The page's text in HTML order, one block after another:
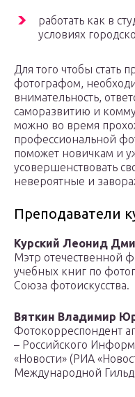
работать как в
условиях
Для того чтобы стать
фотографом,
внимательность,
саморазвитию и
можно во время
профессиональной
поможет новичкам и
усовершенствовать
невероятные и
Преподаватели
Курский Леонид
Мэтр отечественной
учебных книг по
Союза фотоискусства.
Вяткин Владимир
Фотокорреспондент
– Российского
«Новости» (РИА
Международной